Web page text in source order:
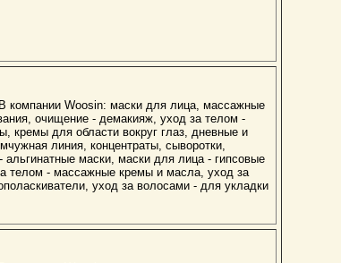
компании Woosin: маски для лица, массажные
очищение - демакияж, уход за телом -
кремы для области вокруг глаз, дневные и
линия, концентраты, сыворотки,
маски, маски для лица - гипсовые
телом - массажные кремы и масла, уход за
уход за волосами - для укладки